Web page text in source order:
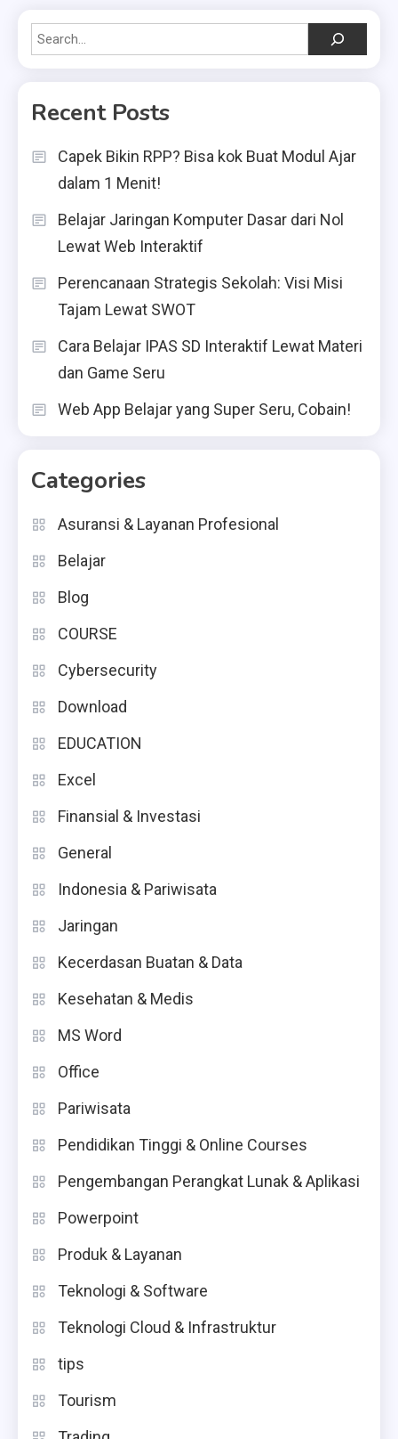
Search
Recent Posts
Capek Bikin RPP? Bisa kok Buat Modul Ajar
dalam 1 Menit!
Belajar Jaringan Komputer Dasar dari Nol
Lewat Web Interaktif
Perencanaan Strategis Sekolah: Visi Misi
Tajam Lewat SWOT
Cara Belajar IPAS SD Interaktif Lewat Materi
dan Game Seru
Web App Belajar yang Super Seru, Cobain!
Categories
Asuransi & Layanan Profesional
Belajar
Blog
COURSE
Cybersecurity
Download
EDUCATION
Excel
Finansial & Investasi
General
Indonesia & Pariwisata
Jaringan
Kecerdasan Buatan & Data
Kesehatan & Medis
MS Word
Office
Pariwisata
Pendidikan Tinggi & Online Courses
Pengembangan Perangkat Lunak & Aplikasi
Powerpoint
Produk & Layanan
Teknologi & Software
Teknologi Cloud & Infrastruktur
tips
Tourism